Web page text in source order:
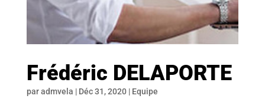
Frédéric DELAPORTE
paradmvela | Déc 31, 2020| Equipe